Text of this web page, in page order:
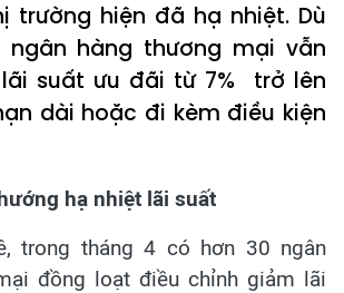
trường hiện đã hạ nhiệt. Dù
hàng thương mại vẫn
suất ưu đãi từ 7% trở lên
dài hoặc đi kèm điều kiện
hạ nhiệt lãi suất
trong tháng 4 có hơn 30 ngân
đồng loạt điều chỉnh giảm lãi